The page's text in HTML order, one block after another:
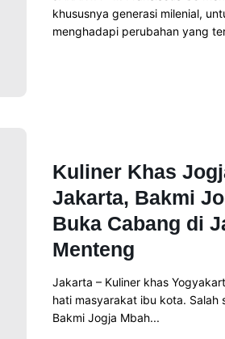
khususnya generasi milenial,
menghadapi perubahan yang
Kuliner Khas
Jakarta, Bakmi
Buka Cabang di
Menteng
Jakarta – Kuliner khas
hati masyarakat ibu kota. Salah
Bakmi Jogja Mbah...